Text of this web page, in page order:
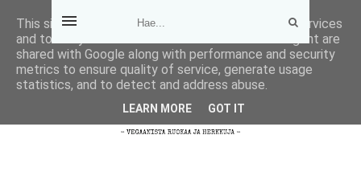
This site uses cookies from Google to deliver its services
and to analyze traffic. Your IP address and user-agent are
shared with Google along with performance and security
metrics to ensure quality of service, generate usage
statistics, and to detect and address abuse.
LEARN MORE GOT IT